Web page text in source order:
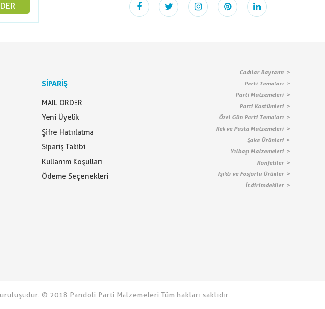
SİPARİŞ
MAIL ORDER
Yeni Üyelik
Şifre Hatırlatma
Sipariş Takibi
Kullanım Koşulları
Ödeme Seçenekleri
Cadılar Bayramı
Parti Temaları
Parti Malzemeleri
Parti Kostümleri
Özel Gün Parti Temaları
Kek ve Pasta Malzemeleri
Şaka Ürünleri
Yılbaşı Malzemeleri
Konfetiler
Işıklı ve Fosforlu Ürünler
İndirimdekiler
© 2018 Pandoli Parti Malzemeleri Tüm hakları saklıdır.